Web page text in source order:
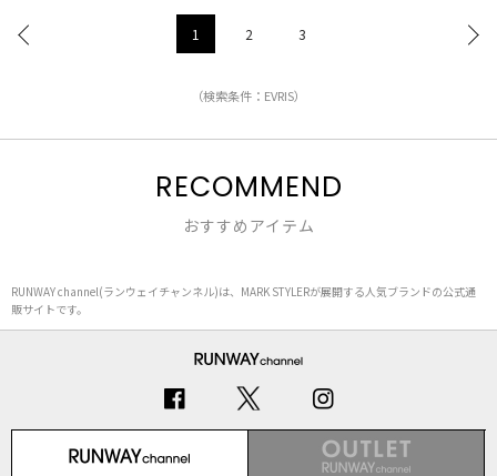
1 2 3
（検索条件：EVRIS）
RECOMMEND
おすすめアイテム
RUNWAY channel(ランウェイチャンネル)は、MARK STYLERが展開する人気ブランドの公式通
販サイトです。